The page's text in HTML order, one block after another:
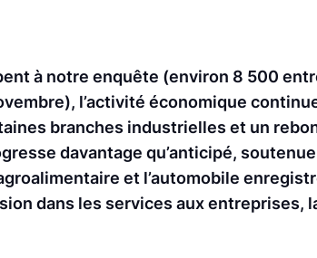
à notre enquête (environ 8 500
l’activité économique
branches industrielles et un
davantage qu’anticipé,
et l’automobile
dans les services aux entreprises,